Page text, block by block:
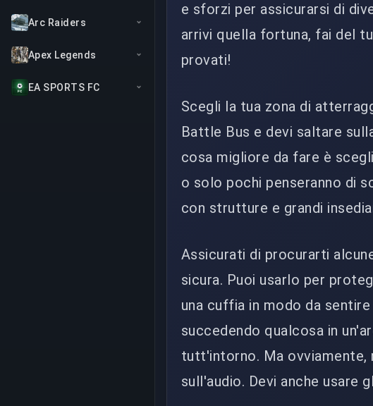
Arc Raiders
Apex Legends
EA SPORTS FC
e sforzi per assicurarsi di
arrivi quella fortuna, fai del
provati!
Scegli la tua zona di
Battle Bus e devi saltare
cosa migliore da fare è
o solo pochi penseranno di
con strutture e grandi
Assicurati di procurarti
sicura. Puoi usarlo per
una cuffia in modo da
succedendo qualcosa in
tutt'intorno. Ma
sull'audio. Devi anche usare